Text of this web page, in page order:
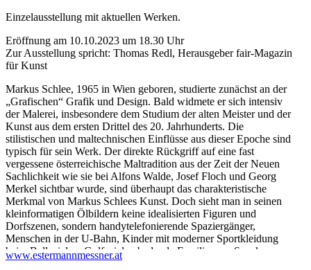
Einzelausstellung mit aktuellen Werken.
Eröffnung am 10.10.2023 um 18.30 Uhr
Zur Ausstellung spricht: Thomas Redl, Herausgeber fair-Magazin
für Kunst
Markus Schlee, 1965 in Wien geboren, studierte zunächst an der
„Grafischen“ Grafik und Design. Bald widmete er sich intensiv
der Malerei, insbesondere dem Studium der alten Meister und der
Kunst aus dem ersten Drittel des 20. Jahrhunderts. Die
stilistischen und maltechnischen Einflüsse aus dieser Epoche sind
typisch für sein Werk. Der direkte Rückgriff auf eine fast
vergessene österreichische Maltradition aus der Zeit der Neuen
Sachlichkeit wie sie bei Alfons Walde, Josef Floch und Georg
Merkel sichtbar wurde, sind überhaupt das charakteristische
Merkmal von Markus Schlees Kunst. Doch sieht man in seinen
kleinformatigen Ölbildern keine idealisierten Figuren und
Dorfszenen, sondern handytelefonierende Spaziergänger,
Menschen in der U-Bahn, Kinder mit moderner Sportkleidung
beim Ballspielen, Golfspieler, badende Familien am See, kurz:
den Menschen in seinem Alltag.
www.estermannmessner.at